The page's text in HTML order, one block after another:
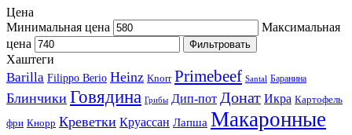
Цена
Минимальная цена
Максимальная
цена
Фильтровать
Хаштеги
Barilla Filippo Berio Heinz Knorr Primebeef Santal Баранина
Блинчики Говядина Грибы Дип-пот Донат Икра Картофель
фри Кнорр Креветки Круассан Лапша Макаронные